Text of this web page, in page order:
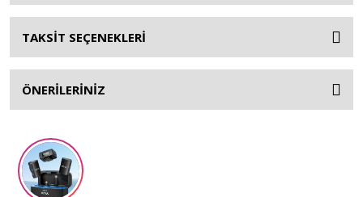
TAKSİT SEÇENEKLERİ
ÖNERİLERİNİZ